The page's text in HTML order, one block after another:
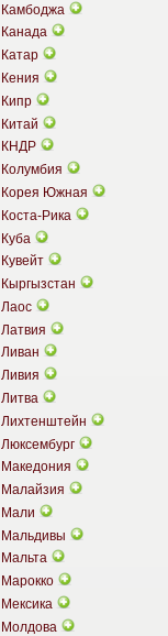
Камбоджа
Канада
Катар
Кения
Кипр
Китай
КНДР
Колумбия
Корея Южная
Коста-Рика
Куба
Кувейт
Кыргызстан
Лаос
Латвия
Ливан
Ливия
Литва
Лихтенштейн
Люксембург
Македония
Малайзия
Мали
Мальдивы
Мальта
Марокко
Мексика
Молдова